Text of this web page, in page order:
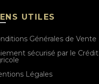
UTILES
Générales de Vente
sécurisé par le Crédit
Légales